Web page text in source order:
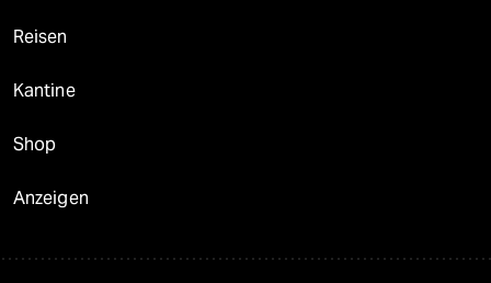
Reisen
Kantine
Shop
Anzeigen